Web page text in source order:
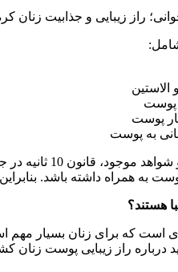
الاستین
پوست
پوست
به پوست
با توجه به
به همراه داشته باشد.
هستند؟
است که برای زنان بسیار مهم
درباره راز زیبایی پوست